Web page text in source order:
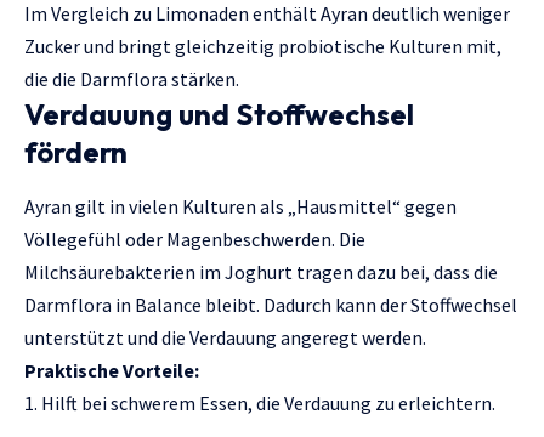
Im Vergleich zu Limonaden enthält Ayran deutlich weniger
Zucker und bringt gleichzeitig probiotische Kulturen mit,
die die Darmflora stärken.
Verdauung und Stoffwechsel
fördern
Ayran gilt in vielen Kulturen als „Hausmittel“ gegen
Völlegefühl oder Magenbeschwerden. Die
Milchsäurebakterien im Joghurt tragen dazu bei, dass die
Darmflora in Balance bleibt. Dadurch kann der Stoffwechsel
unterstützt und die Verdauung angeregt werden.
Praktische Vorteile:
Hilft bei schwerem Essen, die Verdauung zu erleichtern.